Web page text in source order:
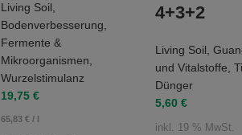
Living Soil
Bodenverbesserung
Fermente &
Mikroorganismen
Wurzelstimulanz
19,75€
65,83€ / l
4+3+2
Living Soil,
und Vitalstoffe,
Dünger
5,60 €
inkl. 19 % MwSt.